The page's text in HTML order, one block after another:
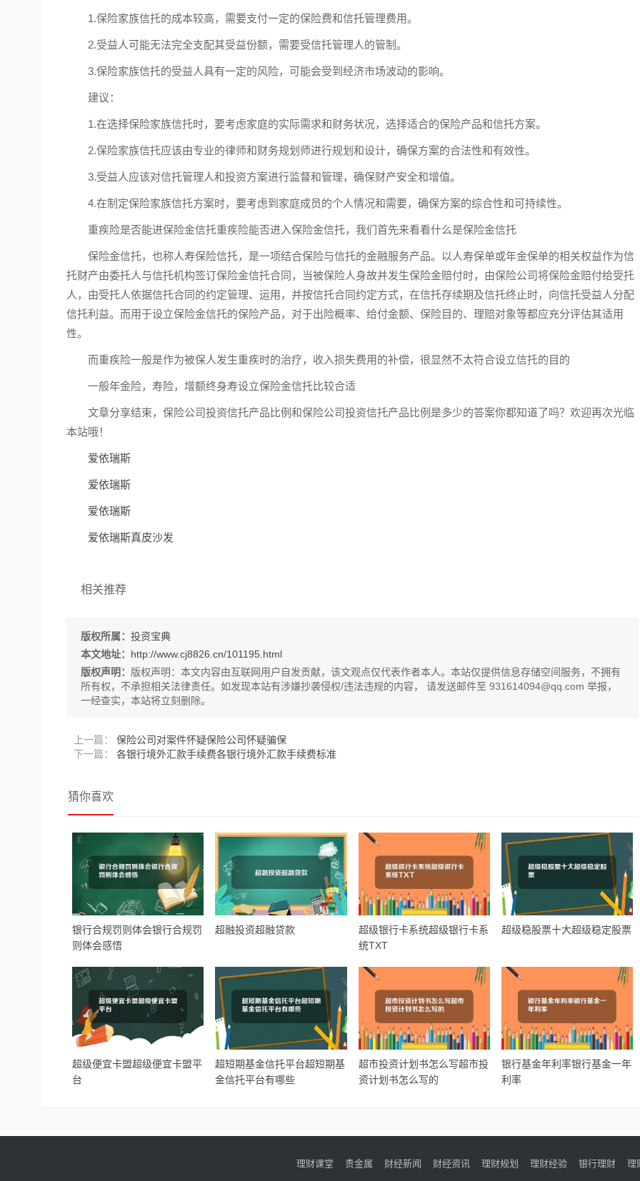
1.保险家族信托的成本较高，需要支付一定的保险费和信托管理费用。
2.受益人可能无法完全支配其受益份额，需要受信托管理人的管制。
3.保险家族信托的受益人具有一定的风险，可能会受到经济市场波动的影响。
建议：
1.在选择保险家族信托时，要考虑家庭的实际需求和财务状况，选择适合的保险产品和信托方案。
2.保险家族信托应该由专业的律师和财务规划师进行规划和设计，确保方案的合法性和有效性。
3.受益人应该对信托管理人和投资方案进行监督和管理，确保财产安全和增值。
4.在制定保险家族信托方案时，要考虑到家庭成员的个人情况和需要，确保方案的综合性和可持续性。
重疾险是否能进保险金信托重疾险能否进入保险金信托，我们首先来看看什么是保险金信托
保险金信托，也称人寿保险信托，是一项结合保险与信托的金融服务产品。以人寿保单或年金保单的相关权益作为信
托财产由委托人与信托机构签订保险金信托合同，当被保险人身故并发生保险金赔付时，由保险公司将保险金赔付给受托
人，由受托人依据信托合同的约定管理、运用，并按信托合同约定方式，在信托存续期及信托终止时，向信托受益人分配
信托利益。而用于设立保险金信托的保险产品，对于出险概率、给付金额、保险目的、理赔对象等都应充分评估其适用
性。
而重疾险一般是作为被保人发生重疾时的治疗，收入损失费用的补偿，很显然不太符合设立信托的目的
一般年金险，寿险，增额终身寿设立保险金信托比较合适
文章分享结束，保险公司投资信托产品比例和保险公司投资信托产品比例是多少的答案你都知道了吗？欢迎再次光临
本站哦！
爱依瑞斯
爱依瑞斯
爱依瑞斯
爱依瑞斯真皮沙发
相关推荐
版权所属： 投资宝典
本文地址： http://www.cj8826.cn/101195.html
版权声明： 版权声明： 本文内容由互联网用户自发贡献，该文观点仅代表作者本人。本站仅提供信息存储空间服务，不拥有
所有权，不承担相关法律责任。如发现本站有涉嫌抄袭侵权/违法违规的内容， 请发送邮件至 931614094@qq.com 举报，
一经查实，本站将立刻删除。
上一篇：
保险公司对案件怀疑保险公司怀疑骗保
下一篇：
各银行境外汇款手续费各银行境外汇款手续费标准
猜你喜欢
银行合规罚则体会银行合规罚
则体会感悟
超融投资超融贷款
超级银行卡系统超级银行卡系
统TXT
超级稳股票十大超级稳定股票
超级便宜卡盟超级便宜卡盟平
台
超短期基金信托平台超短期基
金信托平台有哪些
超市投资计划书怎么写超市投
资计划书怎么写的
银行基金年利率银行基金一年
利率
理财课堂 贵金属 财经新闻 财经资讯 理财规划 理财经验 银行理财 理